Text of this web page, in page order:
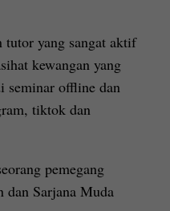
tutor yang sangat aktif
kewangan yang
seminar offline dan
tiktok dan
pemegang
dan Sarjana Muda